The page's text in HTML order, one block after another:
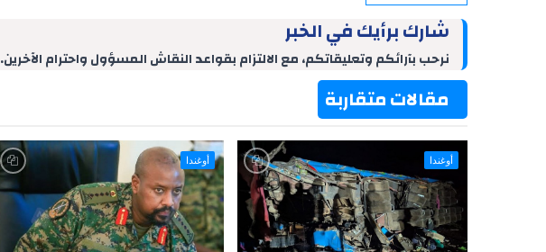
I
e
p
g
a
b
o
k
شارك برأيك في الخبر
نرحب بآرائكم وتعليقاتكم، مع الالتزام بقواعد النقاش المسؤول واحترام الآخرين.
مقالات متقاربة
أوغندا أوغندا